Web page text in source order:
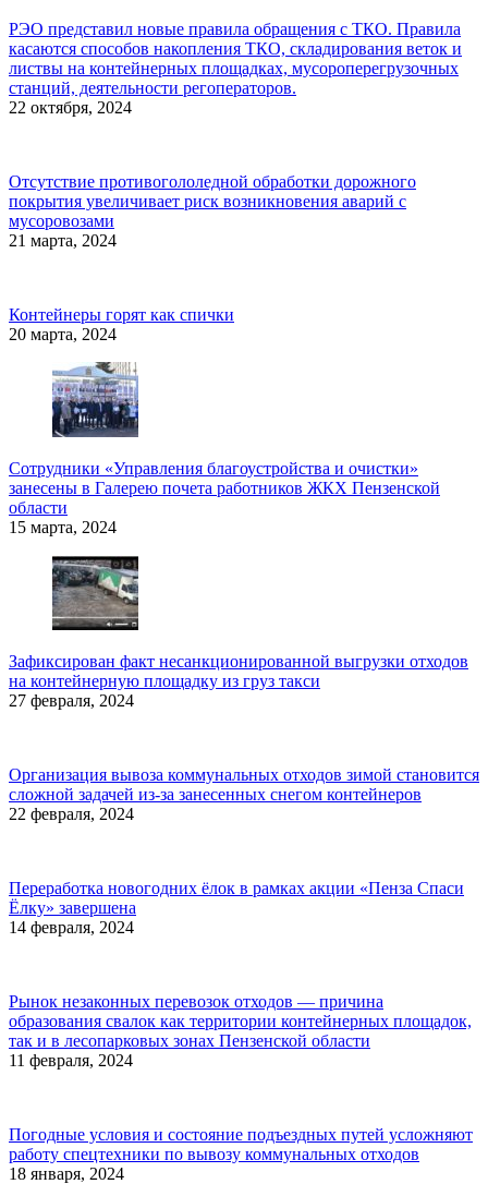
РЭО представил новые правила обращения с ТКО. Правила
касаются способов накопления ТКО, складирования веток и
листвы на контейнерных площадках, мусороперегрузочных
станций, деятельности регоператоров.
22 октября, 2024
Отсутствие противогололедной обработки дорожного
покрытия увеличивает риск возникновения аварий с
мусоровозами
21 марта, 2024
Контейнеры горят как спички
20 марта, 2024
Cотрудники «Управления благоустройства и очистки»
занесены в Галерею почета работников ЖКХ Пензенской
области
15 марта, 2024
Зафиксирован факт несанкционированной выгрузки отходов
на контейнерную площадку из груз такси
27 февраля, 2024
Организация вывоза коммунальных отходов зимой становится
сложной задачей из-за занесенных снегом контейнеров
22 февраля, 2024
Переработка новогодних ёлок в рамках акции «Пенза Спаси
Ёлку» завершена
14 февраля, 2024
Рынок незаконных перевозок отходов — причина
образования свалок как территории контейнерных площадок,
так и в лесопарковых зонах Пензенской области
11 февраля, 2024
Погодные условия и состояние подъездных путей усложняют
работу спецтехники по вывозу коммунальных отходов
18 января, 2024